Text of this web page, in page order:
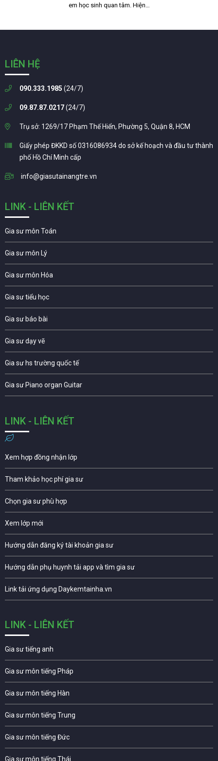
em học sinh quan tâm. Hiện…
LIÊN HỆ
090.333.1985 (24/7)
09.87.87.0217(24/7)
Trụ sở: 1269/17 Phạm Thế Hiển, Phường 5, Quận 8, HCM
Giấy phép ĐKKD số 0316086934 do sở kế hoạch và đầu tư thành
phố Hồ Chí Minh cấp
info@giasutainangtre.vn
LINK - LIÊN KẾT
Gia sư môn Toán
Gia sư môn Lý
Gia sư môn Hóa
Gia sư tiểu học
Gia sư báo bài
Gia sư dạy vẽ
Gia sư hs trường quốc tế
Gia sư Piano organ Guitar
LINK - LIÊN KẾT
Xem hợp đồng nhận lớp
Tham khảo học phí gia sư
Chọn gia sư phù hợp
Xem lớp mới
Hướng dẫn đăng ký tài khoản gia sư
Hướng dẫn phụ huynh tải app và tìm gia sư
Link tải ứng dụng Daykemtainha.vn
LINK - LIÊN KẾT
Gia sư tiếng anh
Gia sư môn tiếng Pháp
Gia sư môn tiếng Hàn
Gia sư môn tiếng Trung
Gia sư môn tiếng Đức
Gia sư môn tiếng Thái